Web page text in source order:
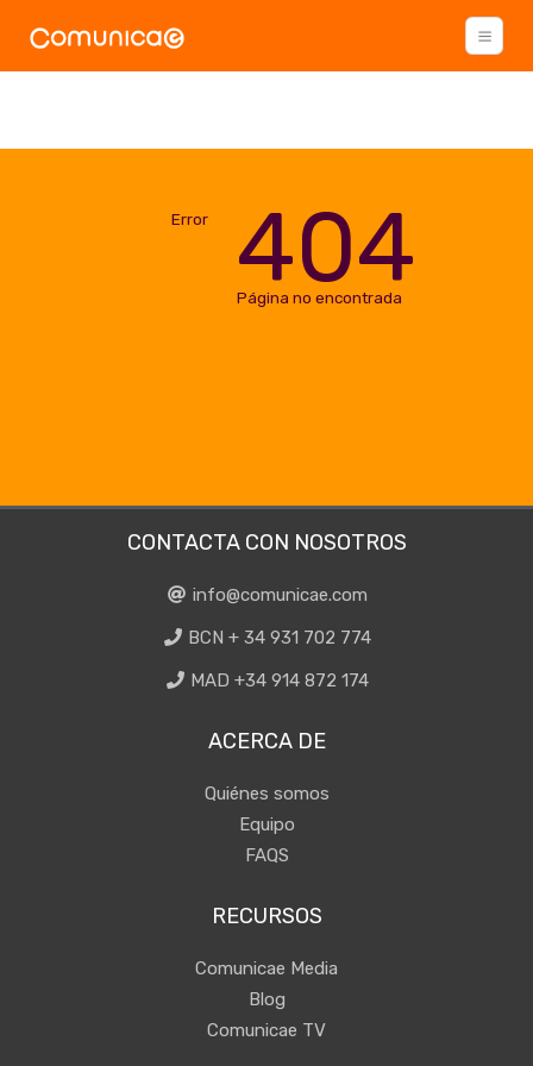
Error 404
Página no encontrada
CONTACTA CON NOSOTROS
info@comunicae.com
BCN + 34 931 702 774
MAD +34 914 872 174
ACERCA DE
Quiénes somos
Equipo
FAQS
RECURSOS
Comunicae Media
Blog
Comunicae TV